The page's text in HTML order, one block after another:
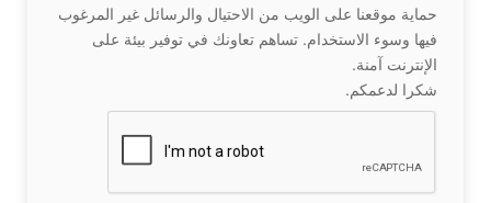
حماية موقعنا على الويب من الاحتيال والرسائل غير المرغوب
فيها وسوء الاستخدام. تساهم تعاونك في توفير بيئة على
الإنترنت آمنة.
شكرا لدعمكم.